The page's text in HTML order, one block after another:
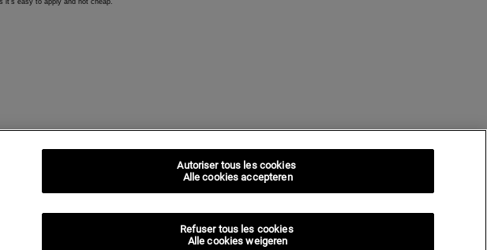
Refuser tous les cookies
Alle cookies weigeren
Autoriser tous les cookies
Alle cookies accepteren